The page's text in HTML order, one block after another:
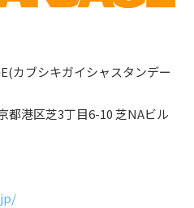
カブシキガイシャスタンデー
都港区芝3丁目6-10 芝NAビル